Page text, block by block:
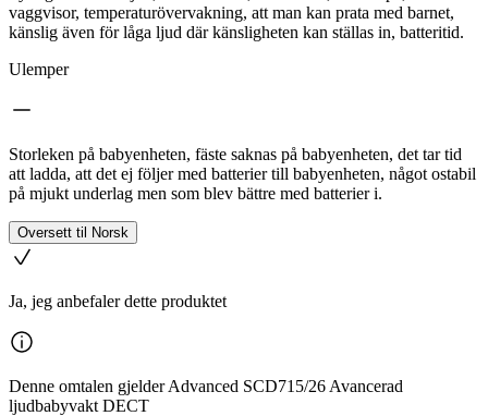
vaggvisor, temperaturövervakning, att man kan prata med barnet,
känslig även för låga ljud där känsligheten kan ställas in, batteritid.
Ulemper
Storleken på babyenheten, fäste saknas på babyenheten, det tar tid
att ladda, att det ej följer med batterier till babyenheten, något ostabil
på mjukt underlag men som blev bättre med batterier i.
Oversett til Norsk
Ja, jeg anbefaler dette produktet
Denne omtalen gjelder Advanced SCD715/26 Avancerad
ljudbabyvakt DECT